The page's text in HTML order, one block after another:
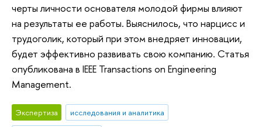
черты личности основателя молодой фирмы влияют
на результаты ее работы. Выяснилось, что нарцисс и
трудоголик, который при этом внедряет инновации,
будет эффективно развивать свою компанию. Статья
опубликована в IEEE Transactions on Engineering
Management.
Экспертиза
исследования и аналитика